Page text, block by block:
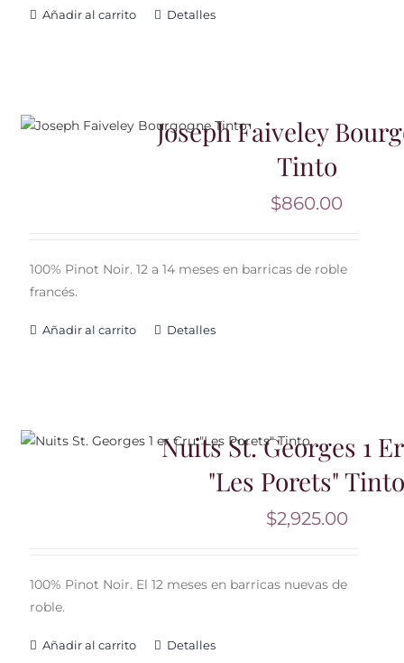
Añadir al carrito Detalles
Joseph Faiveley
Tinto
$860.00
100% Pinot Noir. 12 a 14 meses en barricas de roble
francés.
Añadir al carrito Detalles
Nuits St. Georges 1
"Les Porets" Tinto
$2,925.00
100% Pinot Noir. El 12 meses en barricas nuevas de
roble.
Añadir al carrito Detalles